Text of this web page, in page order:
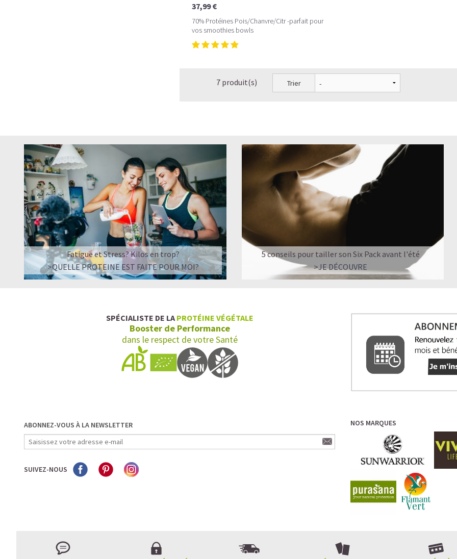
C’est la boisson plaisir par excellence —
Résultat : un corps rassasié, une énergie
faire plaisir sans sacrifier leurs objectifs.
Découvrir le
Café frappé au Caramel
Cacao pur, café expresso et lait végétal
37,99 €
70% Protéines Pois/Chanvre/Citr -parfait pour
vos smoothies bowls
7 produit(s) Trier
Fatigue et Stress? Kilos en trop?
>QUELLE PROTEINE EST FAITE POUR MOI?
5 conseils pour tailler son Six Pack avant l'été
>JE DÉCOUVRE
SPÉCIALISTE DE LA PROTÉINE VÉGÉTALE
Booster de Performance
dans le respect de votre Santé
ABONNEZ-VOUS À LA NEWSLETTER
SUIVEZ-NOUS
NOS MARQUES